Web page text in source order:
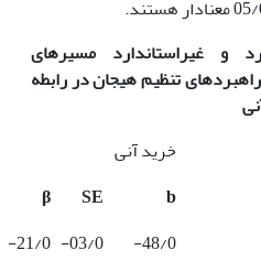
و غیراستاندارد مسیرهای
تنظیم هیجان در رابطه
خرید آنی
b
SE
β
48/0-
03/0-
21/0-